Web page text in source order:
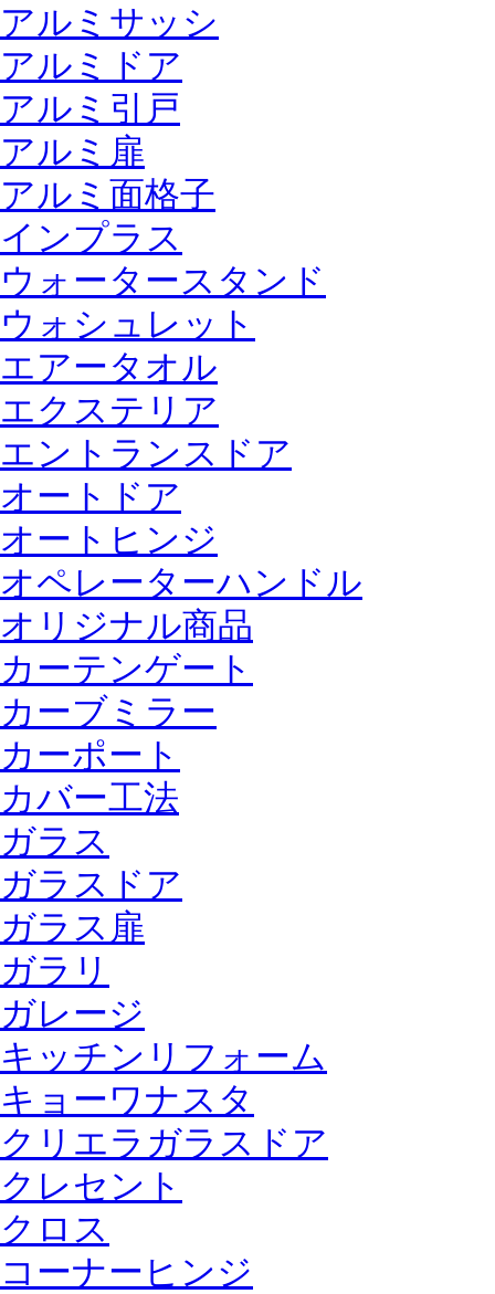
アルミサッシ
アルミドア
アルミ引戸
アルミ扉
アルミ面格子
インプラス
ウォータースタンド
ウォシュレット
エアータオル
エクステリア
エントランスドア
オートドア
オートヒンジ
オペレーターハンドル
オリジナル商品
カーテンゲート
カーブミラー
カーポート
カバー工法
ガラス
ガラスドア
ガラス扉
ガラリ
ガレージ
キッチンリフォーム
キョーワナスタ
クリエラガラスドア
クレセント
クロス
コーナーヒンジ